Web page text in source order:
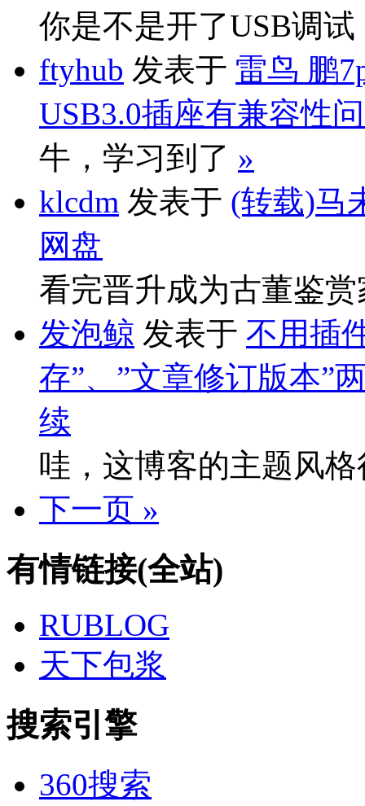
你是不是开了USB调
ftyhub 发表于 雷鸟 鹏
USB3.0插座有兼容性
牛，学习到了 »
klcdm 发表于 (转载)马
网盘
看完晋升成为古董鉴
发泡鲸 发表于 不用插
存”、”文章修订版本”
续
哇，这博客的主题风
下一页 »
有情链接(全站)
RUBLOG
天下包浆
搜索引擎
360搜索